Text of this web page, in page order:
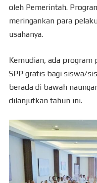
oleh Pemerintah.
meringankan para
usahanya.
Kemudian, ada program
SPP gratis bagi siswa/
berada di bawah
dilanjutkan tahun ini.